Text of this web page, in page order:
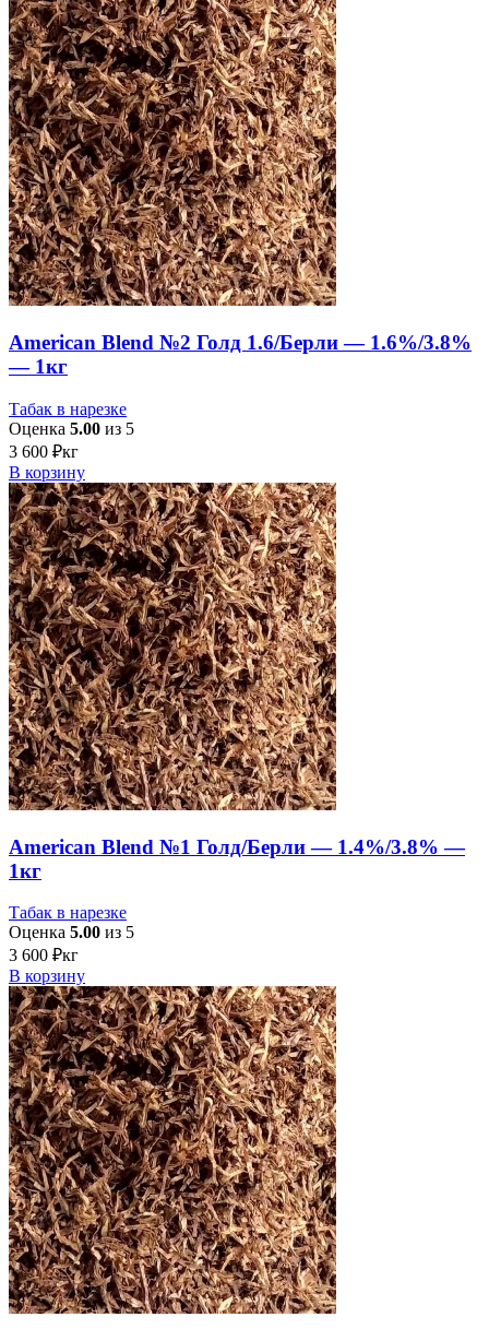
American Blend №2 Голд 1.6/Берли — 1.6%/3.8%
— 1кг
Табак в нарезке
Оценка 5.00 из 5
3 600 ₽кг
В корзину
American Blend №1 Голд/Берли — 1.4%/3.8% —
1кг
Табак в нарезке
Оценка 5.00 из 5
3 600 ₽кг
В корзину